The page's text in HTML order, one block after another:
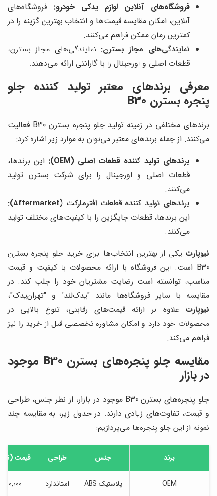
فروشگاه‌های آنلاین لوازم یدکی خودرو: فروشگاه‌های
آنلاین، امکان مقایسه قیمت‌ها و انتخاب بهترین گزینه را در
کمترین زمان ممکن فراهم می‌کنند.
نمایندگی‌های مجاز بسترن: نمایندگی‌های مجاز بسترن،
قطعات اصلی و اورجینال را با گارانتی ارائه می‌دهند.
معرفی برندهای معتبر تولید کننده جلو
پنجره بسترن B30
برندهای مختلفی در زمینه تولید جلو پنجره بسترن B30 فعالیت
می‌کنند. از جمله برندهای معتبر می‌توان به موارد زیر اشاره کرد:
برندهای تولید کننده قطعات اصلی (OEM):
این برندها،
قطعات اصلی و اورجینال را برای شرکت بسترن تولید
می‌کنند.
برندهای تولید کننده قطعات افترمارکت (Aftermarket):
این برندها، قطعات جایگزین را با کیفیت‌های مختلف تولید
می‌کنند.
نیوپارت یکی از بهترین انتخاب‌ها برای خرید جلو پنجره بسترن
B30 است. این فروشگاه با ارائه محصولات با کیفیت و قیمت
مناسب، توانسته است رضایت مشتریان خود را جلب کند. در
مقایسه با سایر فروشگاه‌ها مانند "یدک‌لند" و "تهران‌یدک"،
نیوپارت علاوه بر ارائه قیمت‌های رقابتی، تنوع بالایی در
محصولات خود دارد و امکان مشاوره تخصصی قبل از خرید را نیز
فراهم می‌کند.
مقایسه جلو پنجره‌های بسترن B30 موجود
در بازار
جلو پنجره‌های بسترن B30 موجود در بازار، از نظر جنس، طراحی
و قیمت، تفاوت‌های زیادی دارند. در جدول زیر، به مقایسه چند
نمونه از این جلو پنجره‌ها می‌پردازیم:
برند جنس طراحی قیمت
OEM پلاستیک ABS استاندارد